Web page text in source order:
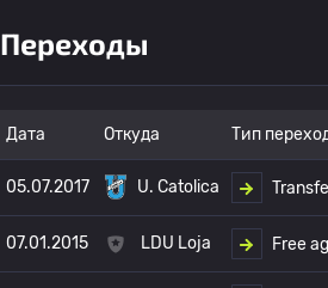
Переходы
Дата Откуда Тип
05.07.2017 U. Catolica
07.01.2015 LDU Loja Free